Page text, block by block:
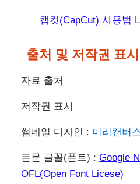
캡컷(CapCut) 사용법
출처 및 저작권 표시
자료 출처
저작권 표시
썸네일 디자인 : 미리캔버
본문 글꼴(폰트) :Google
OFL(Open Font Licese)